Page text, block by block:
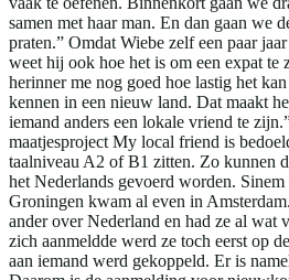
samen met haar man. En dan gaan we
praten.” Omdat Wiebe zelf een paar
weet hij ook hoe het is om een expat te
herinner me nog goed hoe lastig het
kennen in een nieuw land. Dat maakt
iemand anders een lokale vriend te
maatjesproject My local friend is
taalniveau A2 of B1 zitten. Zo kunnen
het Nederlands gevoerd worden.
Groningen kwam al even in
ander over Nederland en had ze al wat
zich aanmeldde werd ze toch eerst op
aan iemand werd gekoppeld. Er is